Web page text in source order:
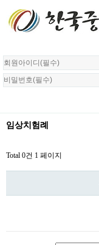
회
원
로
임상치험례
Total 0건 1 페이지